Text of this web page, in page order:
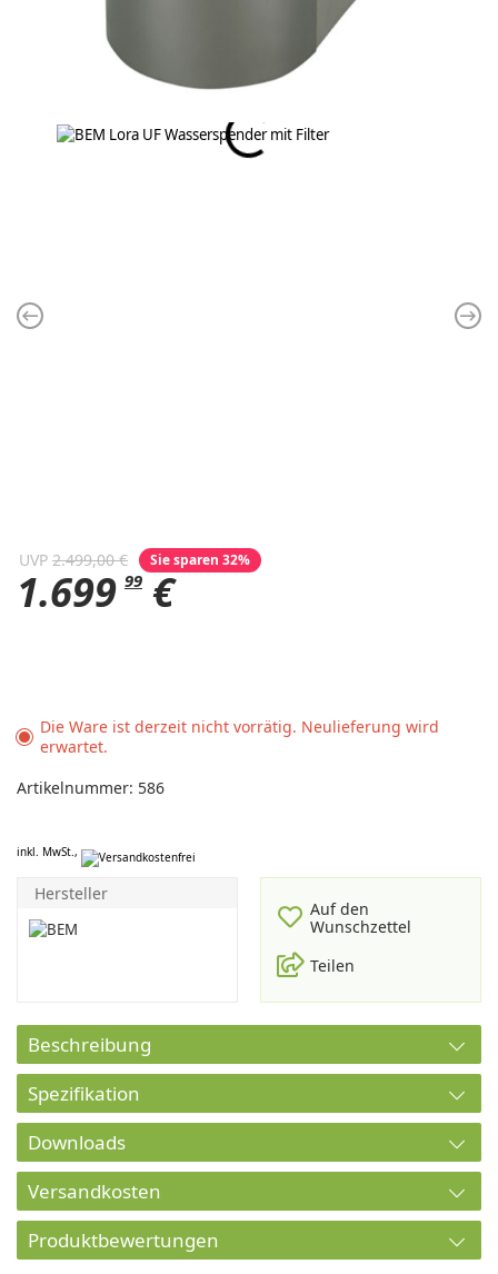
UVP 2.499,00 € Sie sparen 32%
1.699 99 €
Die Ware ist derzeit nicht vorrätig. Neulieferung wird
erwartet.
Artikelnummer: 586
inkl. MwSt.,
Hersteller
Auf den
Wunschzettel
Teilen
Beschreibung
Spezifikation
Downloads
Versandkosten
Produktbewertungen